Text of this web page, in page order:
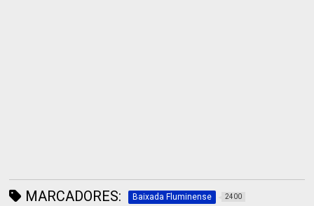
MARCADORES: Baixada Fluminense 2400